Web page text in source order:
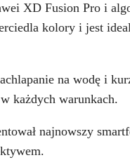
XD Fusion Pro i
kolory i jest
na wodę i
każdych warunkach.
najnowszy